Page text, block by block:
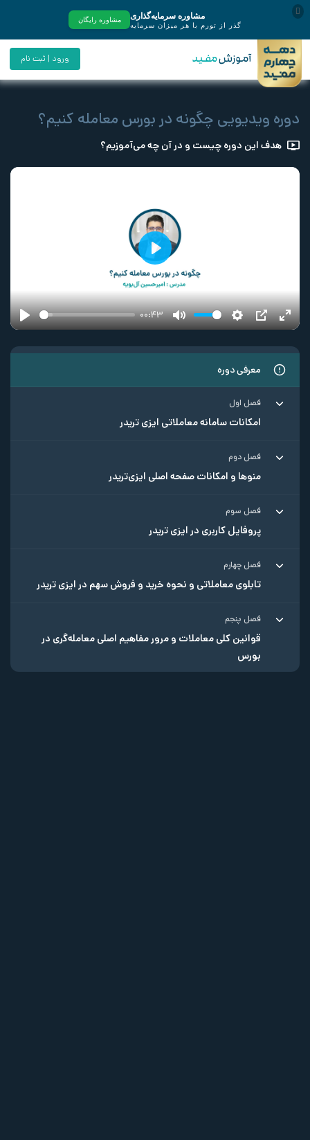
ورود | ثبت نام
دوره ویدیویی چگونه در بورس معامله کنیم؟
هدف این دوره چیست و در آن چه می‌آموزیم؟
معرفی دوره
فصل اول
امکانات سامانه معاملاتی ایزی تریدر
فصل دوم
منوها و امکانات صفحه اصلی ایزی‌تریدر
فصل سوم
پروفایل کاربری در ایزی تریدر
فصل چهارم
تابلوی معاملاتی و نحوه خرید و فروش سهم در ایزی تریدر
فصل پنجم
قوانین کلی معاملات و مرور مفاهیم اصلی معامله‌گری در
بورس
Play
00:43
Mute Settings
PIP Enter
Play